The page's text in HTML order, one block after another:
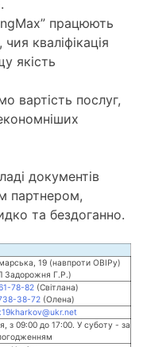
працюють
кваліфікація
якість
вартість послуг,
документів
партнером,
та бездоганно.
19 (навпроти ОВІРу)
Задорожня Г.Р.)
78-82 (Світлана)
38-72 (Олена)
з 09:00 до 17:00. У суботу - за